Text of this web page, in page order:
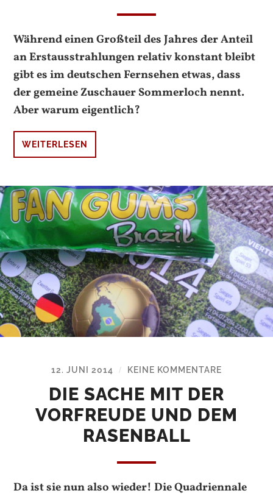
Während einen Großteil des Jahres der Anteil
an Erstausstrahlungen relativ konstant bleibt
gibt es im deutschen Fernsehen etwas, dass
der gemeine Zuschauer Sommerloch nennt.
Aber warum eigentlich?
WEITERLESEN
12. JUNI 2014 / KEINE KOMMENTARE
DIE SACHE MIT DER
VORFREUDE UND DEM
RASENBALL
Da ist sie nun also wieder! Die Quadriennale